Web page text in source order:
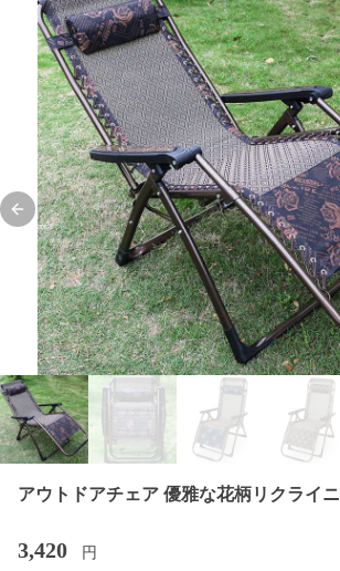
Previous slide
アウトドアチェア 優雅な花柄リクライ
3,420 円